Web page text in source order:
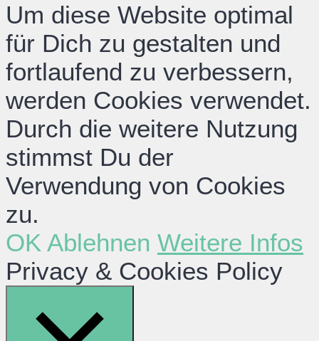
Um diese Website optimal
für Dich zu gestalten und
fortlaufend zu verbessern,
werden Cookies verwendet.
Durch die weitere Nutzung
stimmst Du der
Verwendung von Cookies
zu.
OK Ablehnen Weitere Infos
Privacy & Cookies Policy